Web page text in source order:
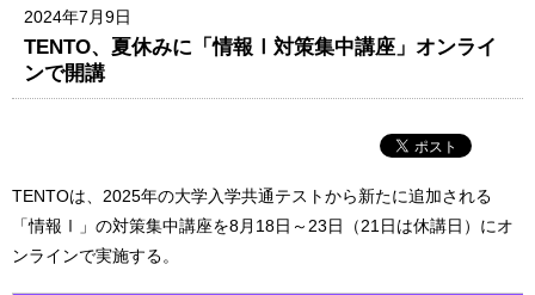
2024年7月9日
TENTO、夏休みに「情報Ⅰ対策集中講座」オンライ
ンで開講
TENTOは、2025年の大学入学共通テストから新たに追加される
「情報Ⅰ」の対策集中講座を8月18日～23日（21日は休講日）にオ
ンラインで実施する。